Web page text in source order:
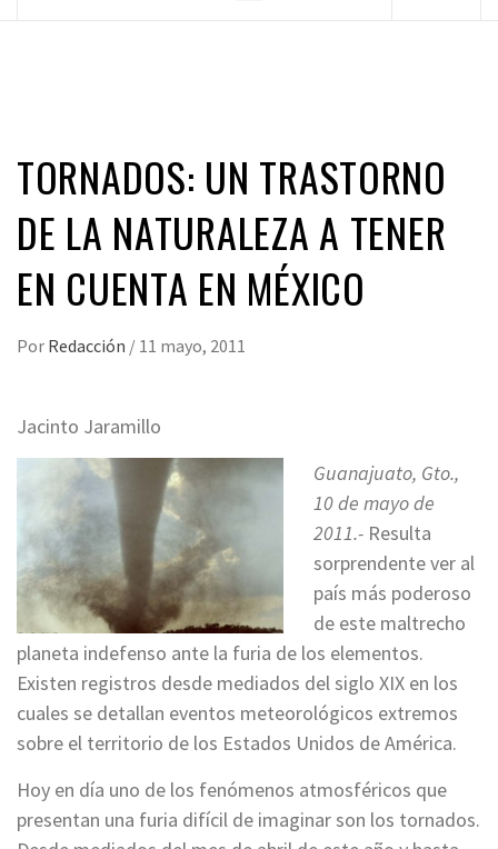
TORNADOS: UN TRASTORNO
DE LA NATURALEZA A TENER
EN CUENTA EN MÉXICO
Por Redacción / 11 mayo, 2011
Jacinto Jaramillo
Guanajuato, Gto.,
10 de mayo de
2011.- Resulta
sorprendente ver al
país más poderoso
de este maltrecho
planeta indefenso ante la furia de los elementos.
Existen registros desde mediados del siglo XIX en los
cuales se detallan eventos meteorológicos extremos
sobre el territorio de los Estados Unidos de América.
Hoy en día uno de los fenómenos atmosféricos que
presentan una furia difícil de imaginar son los tornados.